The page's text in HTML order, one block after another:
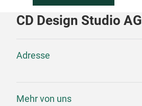
CD Design Studio AG
Adresse
Mehr von uns